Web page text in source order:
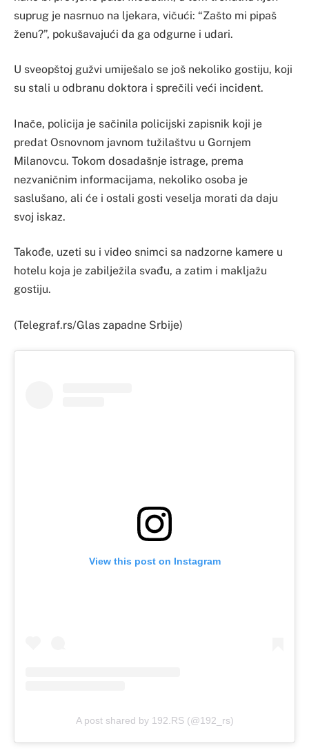
suprug je nasrnuo na ljekara, vičući: “Zašto mi pipaš
ženu?”, pokušavajući da ga odgurne i udari.
U sveopštoj gužvi umiješalo se još nekoliko gostiju, koji
su stali u odbranu doktora i sprečili veći incident.
Inače, policija je sačinila policijski zapisnik koji je
predat Osnovnom javnom tužilaštvu u Gornjem
Milanovcu. Tokom dosadašnje istrage, prema
nezvaničnim informacijama, nekoliko osoba je
saslušano, ali će i ostali gosti veselja morati da daju
svoj iskaz.
Takođe, uzeti su i video snimci sa nadzorne kamere u
hotelu koja je zabilježila svađu, a zatim i makljažu
gostiju.
(Telegraf.rs/Glas zapadne Srbije)
View this post on Instagram
A post shared by 192.RS (@192_rs)